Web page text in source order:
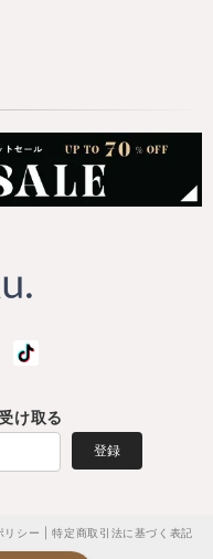
け取る
登録
リシー |特定商取引法に基づく表記